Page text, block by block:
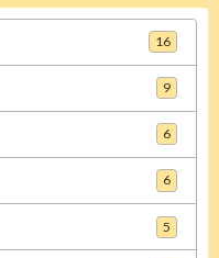
16
9
6
6
5